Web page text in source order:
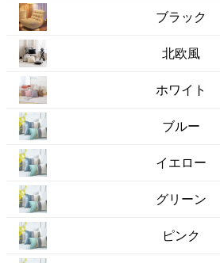
ブラック
北欧風
ホワイト
ブルー
イエロー
グリーン
ピンク